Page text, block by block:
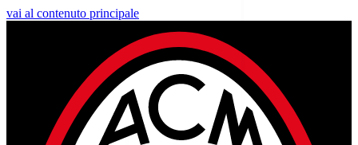
vai al contenuto principale